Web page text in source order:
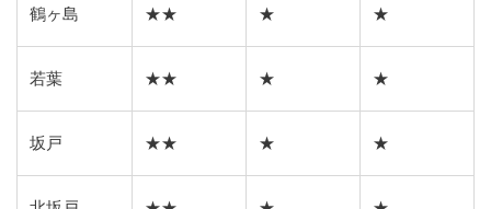
鶴ヶ島 ★★ ★ ★
若葉 ★★ ★ ★
坂戸 ★★ ★ ★